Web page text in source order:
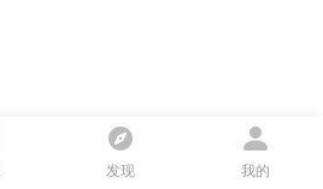
发现 我的